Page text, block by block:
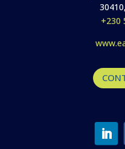
+230